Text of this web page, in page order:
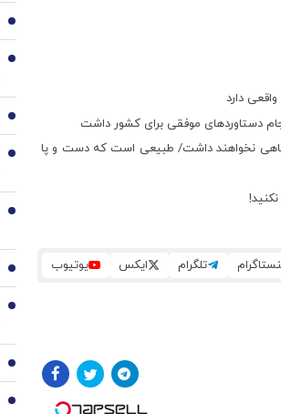
دارد
دستاوردهای موفقی برای کشور داشت
نخواهند داشت/ طبیعی است که دست و پا
تلگرام ایکس یوتیوب
2
3
4
5
6
7
8
9
10